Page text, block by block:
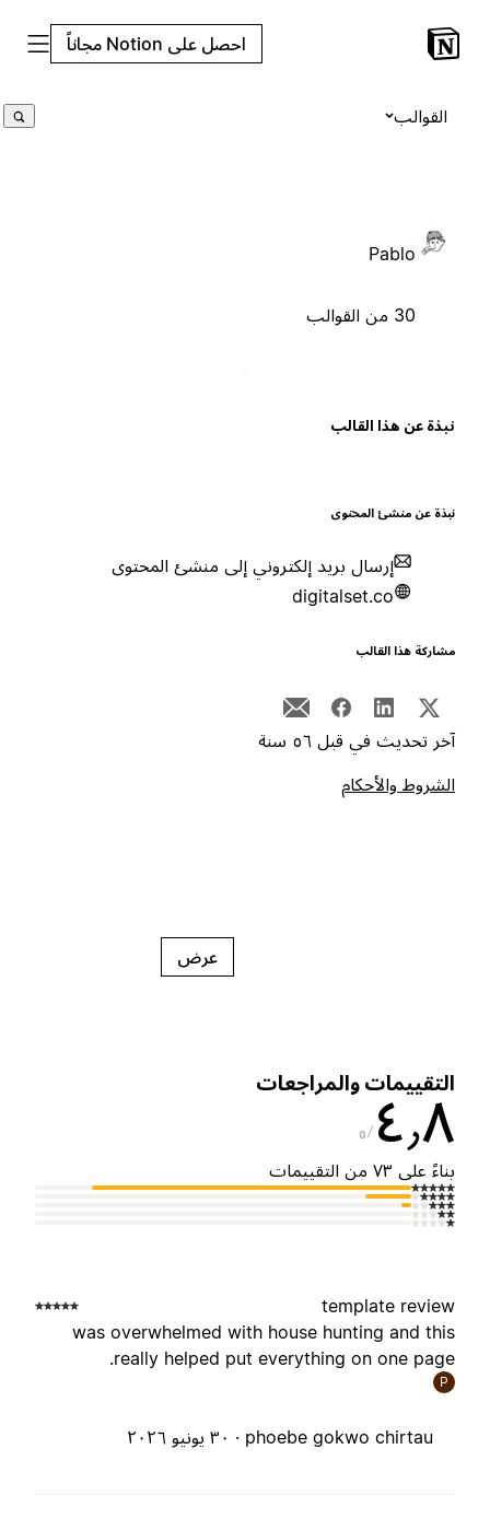
احصل على Notion مجاناً
القوالب
Pablo
عن هذا القالب
عن منشئ المحتوى
إرسال بريد إلكتروني إلى منشئ المحتوى
digitalset.co
هذا القالب
تحديث في قبل ٥٦ سنة
والأحكام
عرض
والمراجعات
٥
على ٧٣ من التقييمات
template
was overwhelmed with house hunting and
really helped put everything on one
phoebe gokwo chirtau · ٣٠ يونيو ٢٠٢٦